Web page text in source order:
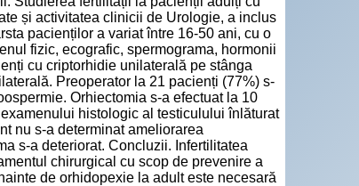
și activitatea clinicii de Urologie, a inclus
pacienților a variat între 16-50 ani, cu o
fizic, ecografic, spermograma, hormonii
cu criptorhidie unilaterală pe stânga
Preoperator la 21 pacienți (77%) s-
Orhiectomia s-a efectuat la 10
histologic al testiculului înlăturat
nu s-a determinat ameliorarea
s-a deteriorat. Concluzii. Infertilitatea
chirurgical cu scop de prevenire a
de orhidopexie la adult este necesară